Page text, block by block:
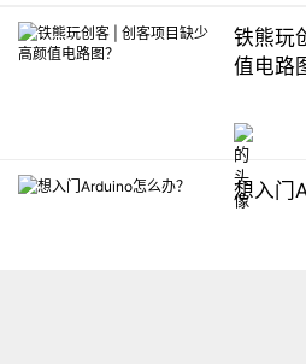
铁熊玩
值电路
想入门